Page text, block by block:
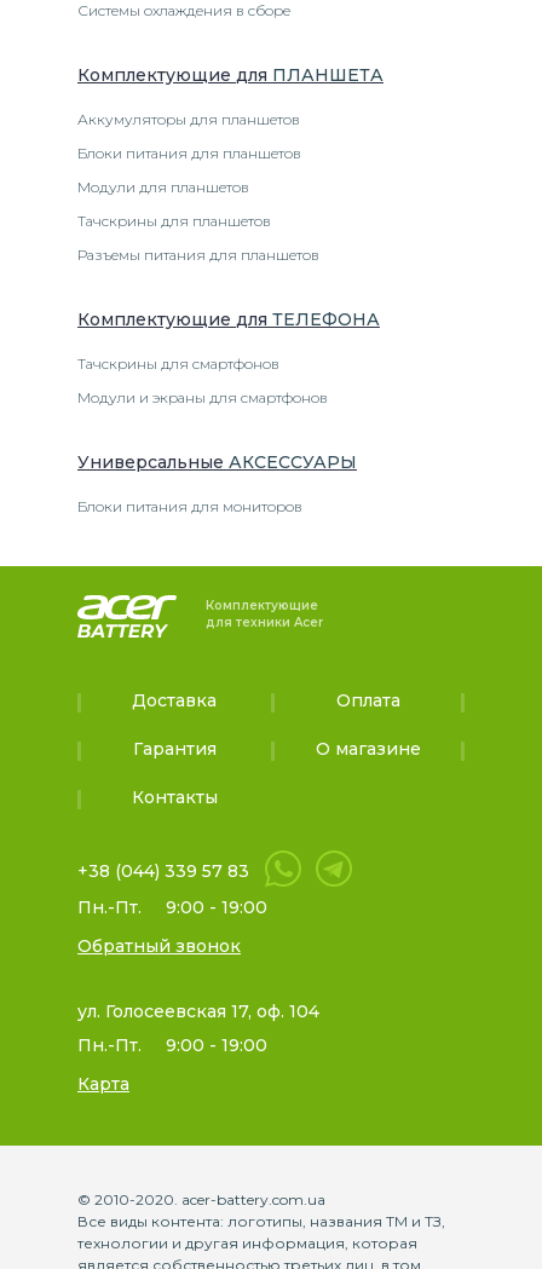
Системы охлаждения в сборе
Комплектующие для ПЛАНШЕТА
Аккумуляторы для планшетов
Блоки питания для планшетов
Модули для планшетов
Тачскрины для планшетов
Разъемы питания для планшетов
Комплектующие для ТЕЛЕФОНА
Тачскрины для смартфонов
Модули и экраны для смартфонов
Универсальные АКСЕССУАРЫ
Блоки питания для мониторов
Комплектующие
для техники Acer
Доставка Оплата
Гарантия О магазине
Контакты
+38 (044) 339 57 83
Пн.-Пт.
9:00 - 19:00
Обратный звонок
ул. Голосеевская 17, оф. 104
Пн.-Пт.
9:00 - 19:00
Карта
© 2010-2020. acer-battery.com.ua
Все виды контента: логотипы, названия ТМ и ТЗ,
технологии и другая информация, которая
является собственностью третьих лиц, в том